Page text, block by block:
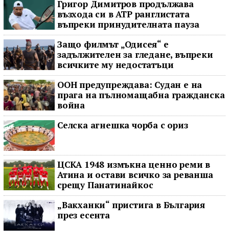
Григор Димитров продължава
възхода си в ATP ранглистата
въпреки принудителната пауза
Защо филмът „Одисея“ е
задължителен за гледане, въпреки
всичките му недостатъци
ООН предупреждава: Судан е на
прага на пълномащабна гражданска
война
Селска агнешка чорба с ориз
ЦСКА 1948 измъкна ценно реми в
Атина и остави всичко за реванша
срещу Панатинайкос
„Вакханки“ пристига в България
през есента